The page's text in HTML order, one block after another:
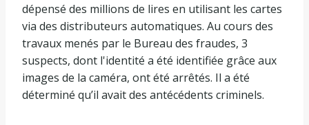
dépensé des millions de lires en utilisant les cartes
via des distributeurs automatiques. Au cours des
travaux menés par le Bureau des fraudes, 3
suspects, dont l'identité a été identifiée grâce aux
images de la caméra, ont été arrêtés. Il a été
déterminé qu’il avait des antécédents criminels.